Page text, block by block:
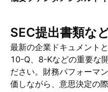
SEC提出書類な
最新の企業ドキュメント
10-Q、8-Kなどの重要な
ださい。財務パフォーマ
価しながら、意思決定の